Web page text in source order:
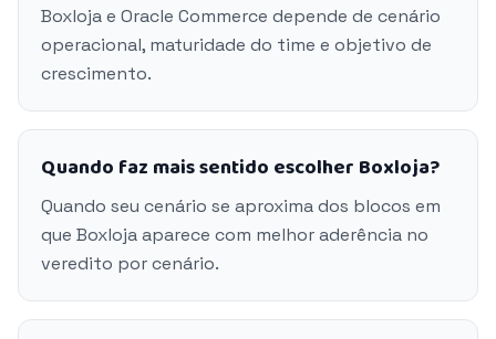
Boxloja e Oracle Commerce depende de cenário
operacional, maturidade do time e objetivo de
crescimento.
Quando faz mais sentido escolher Boxloja?
Quando seu cenário se aproxima dos blocos em
que Boxloja aparece com melhor aderência no
veredito por cenário.